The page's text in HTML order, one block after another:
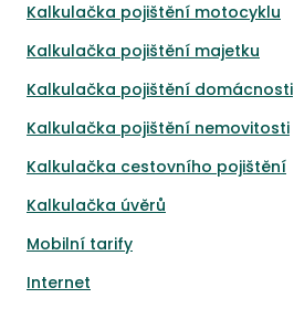
Kalkulačka pojištění motocyklu
Kalkulačka pojištění majetku
Kalkulačka pojištění domácnosti
Kalkulačka pojištění nemovitosti
Kalkulačka cestovního pojištění
Kalkulačka úvěrů
Mobilní tarify
Internet